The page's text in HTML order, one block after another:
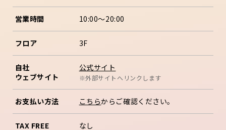
営業時間 10:00〜20:00
フロア 3F
自社
ウェブサイト
公式サイト
※外部サイトへリンクします
お支払い方法 こちらからご確認ください。
TAX FREE なし